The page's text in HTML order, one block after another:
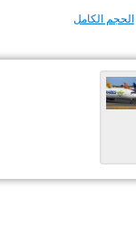
الحجم الكامل